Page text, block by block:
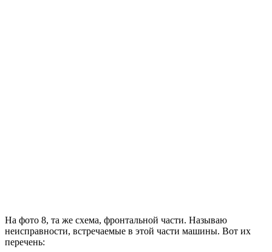
На фото 8, та же схема, фронтальной части. Называю
неисправности, встречаемые в этой части машины. Вот их
перечень: